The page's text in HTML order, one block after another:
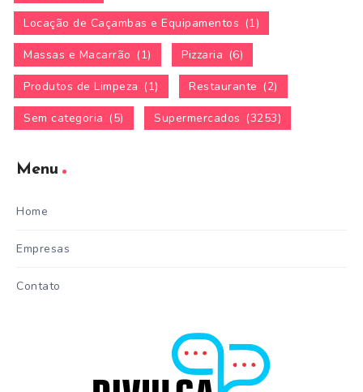
Locação de Caçambas e Equipamentos (1)
Massas e Macarrão (1) Pizzaria (6)
Produtos de Limpeza (1) Restaurante (2)
Sem categoria (5) Supermercados (3253)
Menu
Home
Empresas
Contato